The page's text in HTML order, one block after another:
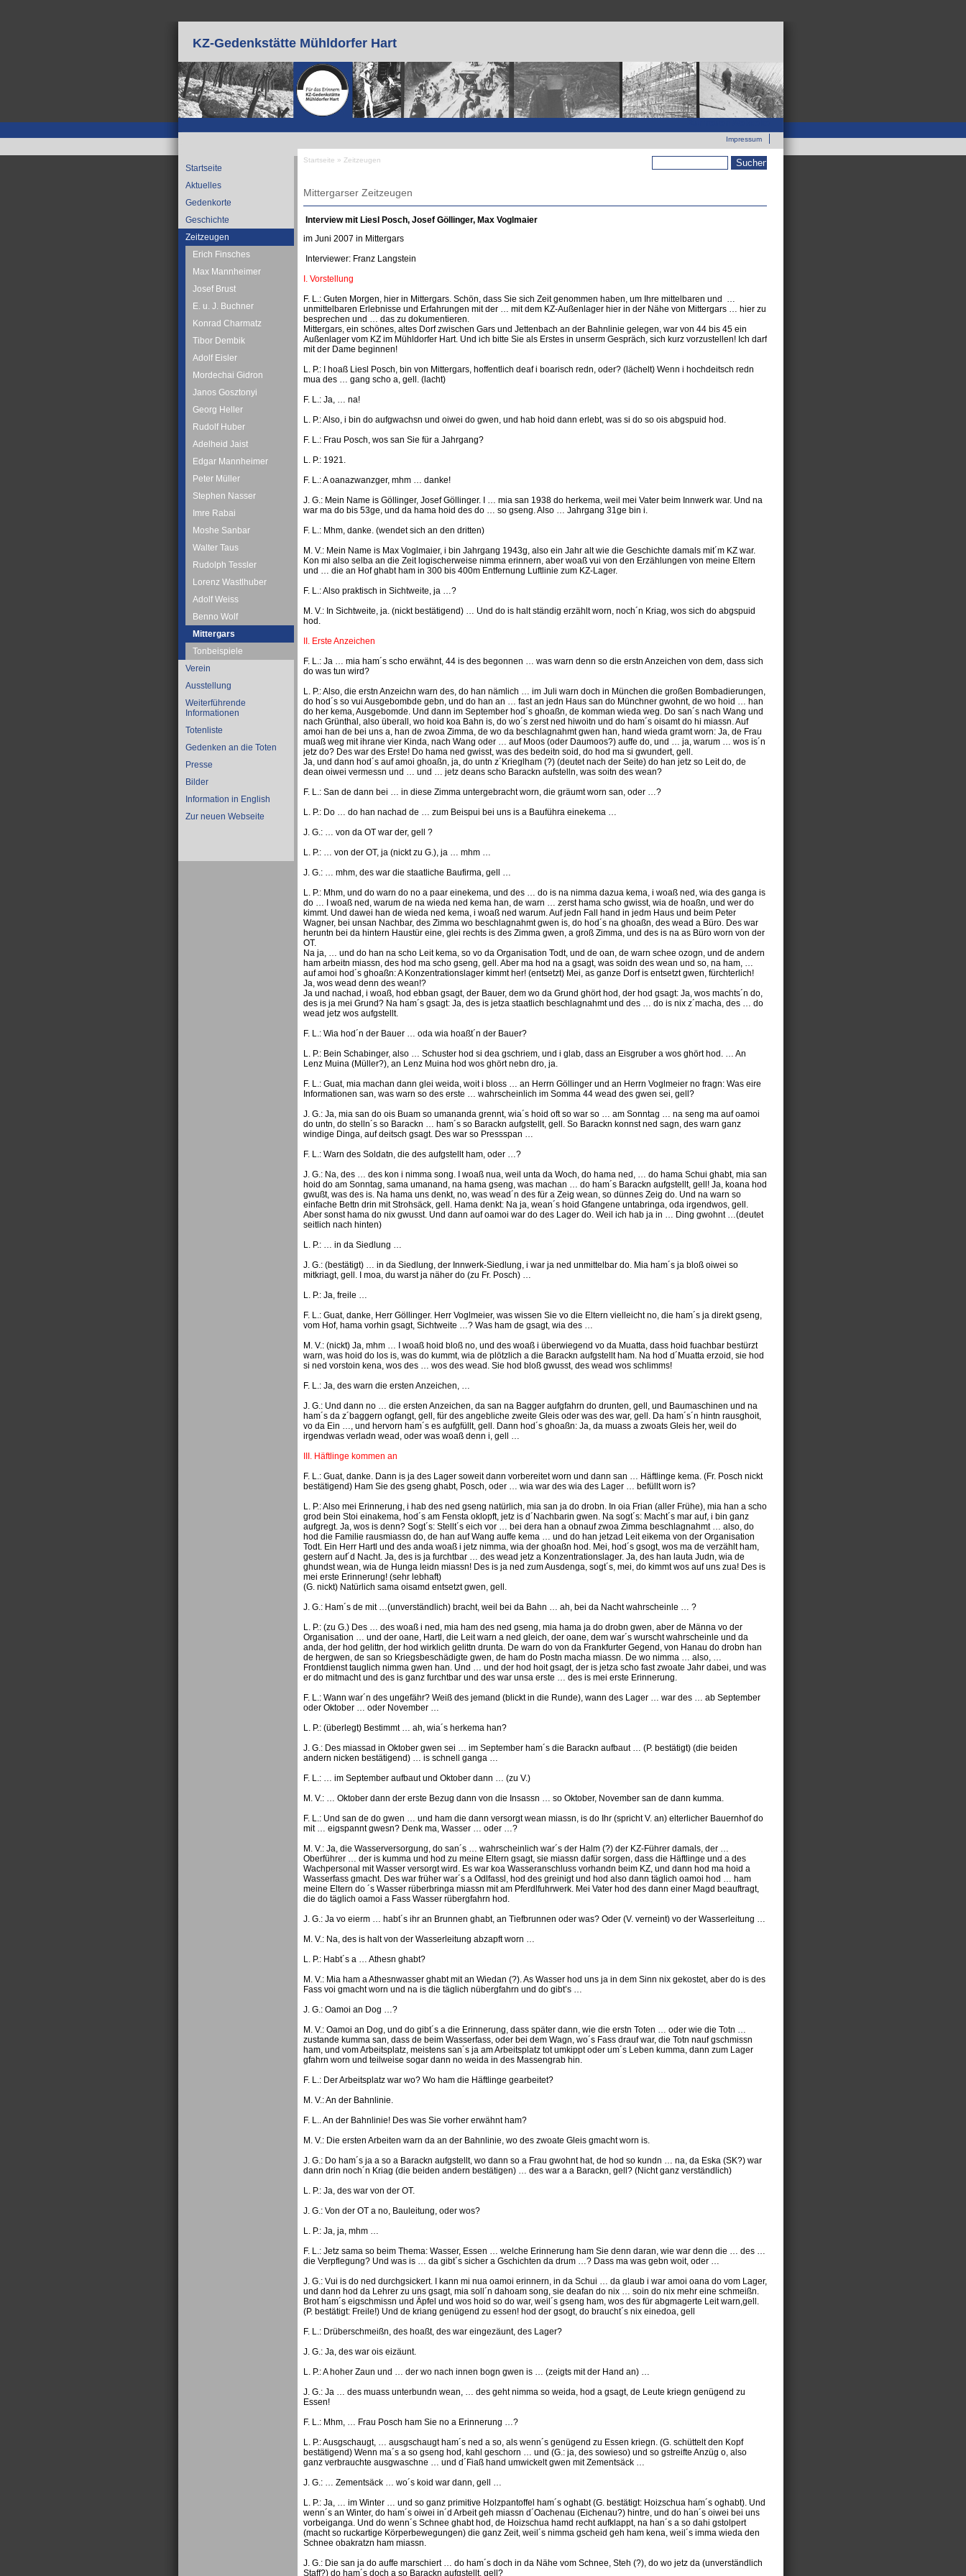
KZ-Gedenkstätte Mühldorfer Hart
Impressum
Startseite
Aktuelles
Gedenkorte
Geschichte
Zeitzeugen
Erich Finsches
Max Mannheimer
Josef Brust
E. u. J. Buchner
Konrad Charmatz
Tibor Dembik
Adolf Eisler
Mordechai Gidron
Janos Gosztonyi
Georg Heller
Rudolf Huber
Adelheid Jaist
Edgar Mannheimer
Peter Müller
Stephen Nasser
Imre Rabai
Moshe Sanbar
Walter Taus
Rudolph Tessler
Lorenz Wastlhuber
Adolf Weiss
Benno Wolf
Mittergars
Tonbeispiele
Verein
Ausstellung
Weiterführende
Informationen
Totenliste
Gedenken an die Toten
Presse
Bilder
Information in English
Zur neuen Webseite
Suchformular
Startseite » Zeitzeugen
Mittergarser Zeitzeugen
Interview mit Liesl Posch, Josef Göllinger, Max Voglmaier
im Juni 2007 in Mittergars
Interviewer: Franz Langstein
I. Vorstellung
F. L.: Guten Morgen, hier in Mittergars. Schön, dass Sie sich Zeit genommen haben, um Ihre mittelbaren und …
unmittelbaren Erlebnisse und Erfahrungen mit der … mit dem KZ-Außenlager hier in der Nähe von Mittergars … hier zu
besprechen und … das zu dokumentieren.
Mittergars, ein schönes, altes Dorf zwischen Gars und Jettenbach an der Bahnlinie gelegen, war von 44 bis 45 ein
Außenlager vom KZ im Mühldorfer Hart. Und ich bitte Sie als Erstes in unserm Gespräch, sich kurz vorzustellen! Ich darf
mit der Dame beginnen!
L. P.: I hoaß Liesl Posch, bin von Mittergars, hoffentlich deaf i boarisch redn, oder? (lächelt) Wenn i hochdeitsch redn
mua des … gang scho a, gell. (lacht)
F. L.: Ja, … na!
L. P.: Also, i bin do aufgwachsn und oiwei do gwen, und hab hoid dann erlebt, was si do so ois abgspuid hod.
F. L.: Frau Posch, wos san Sie für a Jahrgang?
L. P.: 1921.
F. L.: A oanazwanzger, mhm … danke!
J. G.: Mein Name is Göllinger, Josef Göllinger. I … mia san 1938 do herkema, weil mei Vater beim Innwerk war. Und na
war ma do bis 53ge, und da hama hoid des do … so gseng. Also … Jahrgang 31ge bin i.
F. L.: Mhm, danke. (wendet sich an den dritten)
M. V.: Mein Name is Max Voglmaier, i bin Jahrgang 1943g, also ein Jahr alt wie die Geschichte damals mit´m KZ war.
Kon mi also selba an die Zeit logischerweise nimma erinnern, aber woaß vui von den Erzählungen von meine Eltern
und … die an Hof ghabt ham in 300 bis 400m Entfernung Luftlinie zum KZ-Lager.
F. L.: Also praktisch in Sichtweite, ja …?
M. V.: In Sichtweite, ja. (nickt bestätigend) … Und do is halt ständig erzählt worn, noch´n Kriag, wos sich do abgspuid
hod.
II. Erste Anzeichen
F. L.: Ja … mia ham´s scho erwähnt, 44 is des begonnen … was warn denn so die erstn Anzeichen von dem, dass sich
do was tun wird?
L. P.: Also, die erstn Anzeichn warn des, do han nämlich … im Juli warn doch in München die großen Bombadierungen,
do hod´s so vui Ausgebombde gebn, und do han an … fast an jedn Haus san do Münchner gwohnt, de wo hoid … han
do her kema, Ausgebomde. Und dann im September hod´s ghoaßn, de komman wieda weg. Do san´s nach Wang und
nach Grünthal, also überall, wo hoid koa Bahn is, do wo´s zerst ned hiwoitn und do ham´s oisamt do hi miassn. Auf
amoi han de bei uns a, han de zwoa Zimma, de wo da beschlagnahmt gwen han, hand wieda gramt worn: Ja, de Frau
muaß weg mit ihrane vier Kinda, nach Wang oder … auf Moos (oder Daumoos?) auffe do, und … ja, warum … wos is´n
jetz do? Des war des Erste! Do hama ned gwisst, was des bedeitn soid, do hod ma si gwundert, gell.
Ja, und dann hod´s auf amoi ghoaßn, ja, do untn z´Krieglham (?) (deutet nach der Seite) do han jetz so Leit do, de
dean oiwei vermessn und … und … jetz deans scho Barackn aufstelln, was soitn des wean?
F. L.: San de dann bei … in diese Zimma untergebracht worn, die gräumt worn san, oder …?
L. P.: Do … do han nachad de … zum Beispui bei uns is a Bauführa einekema …
J. G.: … von da OT war der, gell ?
L. P.: … von der OT, ja (nickt zu G.), ja … mhm …
J. G.: … mhm, des war die staatliche Baufirma, gell …
L. P.: Mhm, und do warn do no a paar einekema, und des … do is na nimma dazua kema, i woaß ned, wia des ganga is
do … I woaß ned, warum de na wieda ned kema han, de warn … zerst hama scho gwisst, wia de hoaßn, und wer do
kimmt. Und dawei han de wieda ned kema, i woaß ned warum. Auf jedn Fall hand in jedm Haus und beim Peter
Wagner, bei unsan Nachbar, des Zimma wo beschlagnahmt gwen is, do hod´s na ghoaßn, des wead a Büro. Des war
heruntn bei da hintern Haustür eine, glei rechts is des Zimma gwen, a groß Zimma, und des is na as Büro worn von der
OT.
Na ja, … und do han na scho Leit kema, so vo da Organisation Todt, und de oan, de warn schee ozogn, und de andern
ham arbeitn miassn, des hod ma scho gseng, gell. Aber ma hod na a gsagt, was soidn des wean und so, na ham, …
auf amoi hod´s ghoaßn: A Konzentrationslager kimmt her! (entsetzt) Mei, as ganze Dorf is entsetzt gwen, fürchterlich!
Ja, wos wead denn des wean!?
Ja und nachad, i woaß, hod ebban gsagt, der Bauer, dem wo da Grund ghört hod, der hod gsagt: Ja, wos machts´n do,
des is ja mei Grund? Na ham´s gsagt: Ja, des is jetza staatlich beschlagnahmt und des … do is nix z´macha, des … do
wead jetz wos aufgstellt.
F. L.: Wia hod´n der Bauer … oda wia hoaßt´n der Bauer?
L. P.: Bein Schabinger, also … Schuster hod si dea gschriem, und i glab, dass an Eisgruber a wos ghört hod. … An
Lenz Muina (Müller?), an Lenz Muina hod wos ghört nebn dro, ja.
F. L.: Guat, mia machan dann glei weida, woit i bloss … an Herrn Göllinger und an Herrn Voglmeier no fragn: Was eire
Informationen san, was warn so des erste … wahrscheinlich im Somma 44 wead des gwen sei, gell?
J. G.: Ja, mia san do ois Buam so umananda grennt, wia´s hoid oft so war so … am Sonntag … na seng ma auf oamoi
do untn, do stelln´s so Barackn … ham´s so Barackn aufgstellt, gell. So Barackn konnst ned sagn, des warn ganz
windige Dinga, auf deitsch gsagt. Des war so Pressspan …
F. L.: Warn des Soldatn, die des aufgstellt ham, oder …?
J. G.: Na, des … des kon i nimma song. I woaß nua, weil unta da Woch, do hama ned, … do hama Schui ghabt, mia san
hoid do am Sonntag, sama umanand, na hama gseng, was machan … do ham´s Barackn aufgstellt, gell! Ja, koana hod
gwußt, was des is. Na hama uns denkt, no, was wead´n des für a Zeig wean, so dünnes Zeig do. Und na warn so
einfache Bettn drin mit Strohsäck, gell. Hama denkt: Na ja, wean´s hoid Gfangene untabringa, oda irgendwos, gell.
Aber sonst hama do nix gwusst. Und dann auf oamoi war do des Lager do. Weil ich hab ja in … Ding gwohnt …(deutet
seitlich nach hinten)
L. P.: … in da Siedlung …
J. G.: (bestätigt) … in da Siedlung, der Innwerk-Siedlung, i war ja ned unmittelbar do. Mia ham´s ja bloß oiwei so
mitkriagt, gell. I moa, du warst ja näher do (zu Fr. Posch) …
L. P.: Ja, freile …
F. L.: Guat, danke, Herr Göllinger. Herr Voglmeier, was wissen Sie vo die Eltern vielleicht no, die ham´s ja direkt gseng,
vom Hof, hama vorhin gsagt, Sichtweite …? Was ham de gsagt, wia des …
M. V.: (nickt) Ja, mhm … I woaß hoid bloß no, und des woaß i überwiegend vo da Muatta, dass hoid fuachbar bestürzt
warn, was hoid do los is, was do kummt, wia de plötzlich a die Barackn aufgstellt ham. Na hod d´Muatta erzoid, sie hod
si ned vorstoin kena, wos des … wos des wead. Sie hod bloß gwusst, des wead wos schlimms!
F. L.: Ja, des warn die ersten Anzeichen, …
J. G.: Und dann no … die ersten Anzeichen, da san na Bagger aufgfahrn do drunten, gell, und Baumaschinen und na
ham´s da z´baggern ogfangt, gell, für des angebliche zweite Gleis oder was des war, gell. Da ham´s´n hintn rausghoit,
vo da Ein …, und hervorn ham´s es aufgfüllt, gell. Dann hod´s ghoaßn: Ja, da muass a zwoats Gleis her, weil do
irgendwas verladn wead, oder was woaß denn i, gell …
III. Häftlinge kommen an
F. L.: Guat, danke. Dann is ja des Lager soweit dann vorbereitet worn und dann san … Häftlinge kema. (Fr. Posch nickt
bestätigend) Ham Sie des gseng ghabt, Posch, oder … wia war des wia des Lager … befüllt worn is?
L. P.: Also mei Erinnerung, i hab des ned gseng natürlich, mia san ja do drobn. In oia Frian (aller Frühe), mia han a scho
grod bein Stoi einakema, hod´s am Fensta oklopft, jetz is d´Nachbarin gwen. Na sogt´s: Macht´s mar auf, i bin ganz
aufgregt. Ja, wos is denn? Sogt´s: Stellt´s eich vor … bei dera han a obnauf zwoa Zimma beschlagnahmt … also, do
hod die Familie rausmiassn do, de han auf Wang auffe kema … und do han jetzad Leit eikema von der Organisation
Todt. Ein Herr Hartl und des anda woaß i jetz nimma, wia der ghoaßn hod. Mei, hod´s gsogt, wos ma de verzählt ham,
gestern auf´d Nacht. Ja, des is ja furchtbar … des wead jetz a Konzentrationslager. Ja, des han lauta Judn, wia de
ghundst wean, wia de Hunga leidn miassn! Des is ja ned zum Ausdenga, sogt´s, mei, do kimmt wos auf uns zua! Des is
mei erste Erinnerung! (sehr lebhaft)
(G. nickt) Natürlich sama oisamd entsetzt gwen, gell.
J. G.: Ham´s de mit …(unverständlich) bracht, weil bei da Bahn … ah, bei da Nacht wahrscheinle … ?
L. P.: (zu G.) Des … des woaß i ned, mia ham des ned gseng, mia hama ja do drobn gwen, aber de Männa vo der
Organisation … und der oane, Hartl, die Leit warn a ned gleich, der oane, dem war´s wurscht wahrscheinle und da
anda, der hod gelittn, der hod wirklich gelittn drunta. De warn do von da Frankfurter Gegend, von Hanau do drobn han
de hergwen, de san so Kriegsbeschädigte gwen, de ham do Postn macha miassn. De wo nimma … also, …
Frontdienst tauglich nimma gwen han. Und … und der hod hoit gsagt, der is jetza scho fast zwoate Jahr dabei, und was
er do mitmacht und des is ganz furchtbar und des war unsa erste … des is mei erste Erinnerung.
F. L.: Wann war´n des ungefähr? Weiß des jemand (blickt in die Runde), wann des Lager … war des … ab September
oder Oktober … oder November …
L. P.: (überlegt) Bestimmt … ah, wia´s herkema han?
J. G.: Des miassad in Oktober gwen sei … im September ham´s die Barackn aufbaut … (P. bestätigt) (die beiden
andern nicken bestätigend) … is schnell ganga …
F. L.: … im September aufbaut und Oktober dann … (zu V.)
M. V.: … Oktober dann der erste Bezug dann von die Insassn … so Oktober, November san de dann kumma.
F. L.: Und san de do gwen … und ham die dann versorgt wean miassn, is do Ihr (spricht V. an) elterlicher Bauernhof do
mit … eigspannt gwesn? Denk ma, Wasser … oder …?
M. V.: Ja, die Wasserversorgung, do san´s … wahrscheinlich war´s der Halm (?) der KZ-Führer damals, der …
Oberführer … der is kumma und hod zu meine Eltern gsagt, sie miassn dafür sorgen, dass die Häftlinge und a des
Wachpersonal mit Wasser versorgt wird. Es war koa Wasseranschluss vorhandn beim KZ, und dann hod ma hoid a
Wasserfass gmacht. Des war früher war´s a Odlfassl, hod des greinigt und hod also dann täglich oamoi hod … ham
meine Eltern do ´s Wasser rüberbringa miassn mit am Pferdlfuhrwerk. Mei Vater hod des dann einer Magd beauftragt,
die do täglich oamoi a Fass Wasser rübergfahrn hod.
J. G.: Ja vo eierm … habt´s ihr an Brunnen ghabt, an Tiefbrunnen oder was? Oder (V. verneint) vo der Wasserleitung …
M. V.: Na, des is halt von der Wasserleitung abzapft worn …
L. P.: Habt´s a … Athesn ghabt?
M. V.: Mia ham a Athesnwasser ghabt mit an Wiedan (?). As Wasser hod uns ja in dem Sinn nix gekostet, aber do is des
Fass voi gmacht worn und na is die täglich nübergfahrn und do gibt’s …
J. G.: Oamoi an Dog …?
M. V.: Oamoi an Dog, und do gibt´s a die Erinnerung, dass später dann, wie die erstn Toten … oder wie die Totn …
zustande kumma san, dass de beim Wasserfass, oder bei dem Wagn, wo´s Fass drauf war, die Totn nauf gschmissn
ham, und vom Arbeitsplatz, meistens san´s ja am Arbeitsplatz tot umkippt oder um´s Leben kumma, dann zum Lager
gfahrn worn und teilweise sogar dann no weida in des Massengrab hin.
F. L.: Der Arbeitsplatz war wo? Wo ham die Häftlinge gearbeitet?
M. V.: An der Bahnlinie.
F. L.. An der Bahnlinie! Des was Sie vorher erwähnt ham?
M. V.: Die ersten Arbeiten warn da an der Bahnlinie, wo des zwoate Gleis gmacht worn is.
J. G.: Do ham´s ja a so a Barackn aufgstellt, wo dann so a Frau gwohnt hat, de hod so kundn … na, da Eska (SK?) war
dann drin noch´n Kriag (die beiden andern bestätigen) … des war a a Barackn, gell? (Nicht ganz verständlich)
L. P.: Ja, des war von der OT.
J. G.: Von der OT a no, Bauleitung, oder wos?
L. P.: Ja, ja, mhm …
F. L.: Jetz sama so beim Thema: Wasser, Essen … welche Erinnerung ham Sie denn daran, wie war denn die … des …
die Verpflegung? Und was is … da gibt´s sicher a Gschichten da drum …? Dass ma was gebn woit, oder …
J. G.: Vui is do ned durchgsickert. I kann mi nua oamoi erinnern, in da Schui … da glaub i war amoi oana do vom Lager,
und dann hod da Lehrer zu uns gsagt, mia soll´n dahoam song, sie deafan do nix … soin do nix mehr eine schmeißn.
Brot ham´s eigschmissn und Äpfel und wos hoid so do war, weil´s gseng ham, wos des für abgmagerte Leit warn,gell.
(P. bestätigt: Freile!) Und de kriang genügend zu essen! hod der gsogt, do braucht´s nix einedoa, gell
F. L.: Drüberschmeißn, des hoaßt, des war eingezäunt, des Lager?
J. G.: Ja, des war ois eizäunt.
L. P.: A hoher Zaun und … der wo nach innen bogn gwen is … (zeigts mit der Hand an) …
J. G.: Ja … des muass unterbundn wean, … des geht nimma so weida, hod a gsagt, de Leute kriegn genügend zu
Essen!
F. L.: Mhm, … Frau Posch ham Sie no a Erinnerung …?
L. P.: Ausgschaugt, … ausgschaugt ham´s ned a so, als wenn´s genügend zu Essen kriegn. (G. schüttelt den Kopf
bestätigend) Wenn ma´s a so gseng hod, kahl geschorn … und (G.: ja, des sowieso) und so gstreifte Anzüg o, also
ganz verbrauchte ausgwaschne … und d´Fiaß hand umwickelt gwen mit Zementsäck …
J. G.: … Zementsäck … wo´s koid war dann, gell …
L. P.: Ja, … im Winter … und so ganz primitive Holzpantoffel ham´s oghabt (G. bestätigt: Hoizschua ham´s oghabt). Und
wenn´s an Winter, do ham´s oiwei in´d Arbeit geh miassn d´Oachenau (Eichenau?) hintre, und do han´s oiwei bei uns
vorbeiganga. Und do wenn´s Schnee ghabt hod, de Hoizschua hamd recht aufklappt, na han´s a so dahi gstolpert
(macht so ruckartige Körperbewegungen) die ganz Zeit, weil´s nimma gscheid geh ham kena, weil´s imma wieda den
Schnee obakratzn ham miassn.
J. G.: Die san ja do auffe marschiert … do ham´s doch in da Nähe vom Schnee, Steh (?), do wo jetz da (unverständlich
Staff?) do ham´s doch a so Barackn aufgstellt, gell?